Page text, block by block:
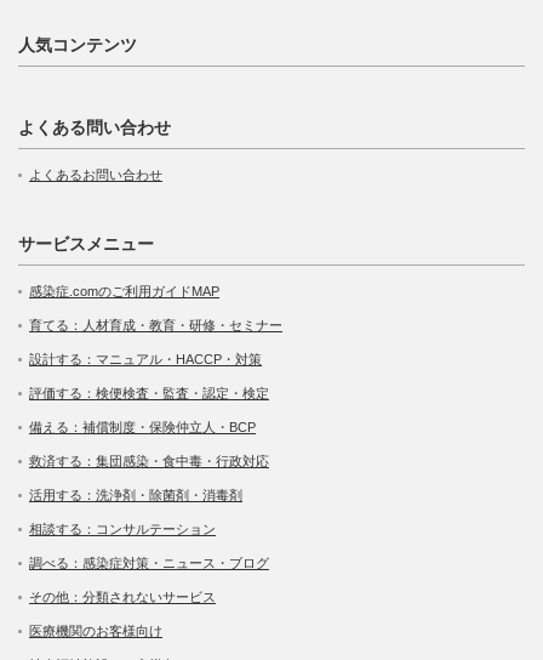
人気コンテンツ
よくある問い合わせ
よくあるお問い合わせ
サービスメニュー
感染症.comのご利用ガイドMAP
育てる：人材育成・教育・研修・セミナー
設計する：マニュアル・HACCP・対策
評価する：検便検査・監査・認定・検定
備える：補償制度・保険仲立人・BCP
救済する：集団感染・食中毒・行政対応
活用する：洗浄剤・除菌剤・消毒剤
相談する：コンサルテーション
調べる：感染症対策・ニュース・ブログ
その他：分類されないサービス
医療機関のお客様向け